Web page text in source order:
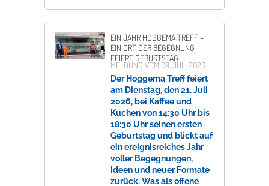
EIN JAHR HOGGEMA TREFF –
EIN ORT DER BEGEGNUNG
FEIERT GEBURTSTAG
MELDUNG VOM 09. JULI 2026
Der Hoggema Treff feiert
am Dienstag, den 21. Juli
2026, bei Kaffee und
Kuchen von 14:30 Uhr bis
18:30 Uhr seinen ersten
Geburtstag und blickt auf
ein ereignisreiches Jahr
voller Begegnungen,
Ideen und neuer Formate
zurück. Was als offene